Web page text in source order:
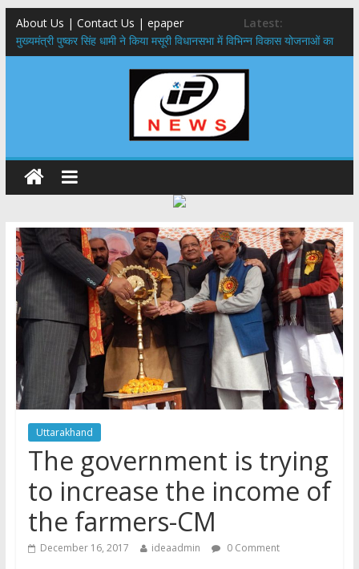
About Us | Contact Us | epaper
Latest:
मुख्यमंत्री पुष्कर सिंह धामी ने किया मसूरी विधानसभा में विभिन्न विकास योजनाओं का
लोकार्पण – शिलान्यास
एमडीडीए बोर्ड बैठक, देहरादून और मसूरी के विकास के लिए 25 बड़े प्रस्तावों को मिली
बुजुर्ग-दिव्यांगों के घर जाएंगे बीएलओ, करेंगे नोटिसों का निस्तारण
​देहरादून में 11 अगस्त को लगेगा एक दिवसीय रोजगार मेला, 559 पदों पर होगी भर्ती
पुष्पवर्षा और चरण प्रक्षालन के साथ देवभूमि ने किया शिवभक्त कांवड़ियों का
अभिनंदन,मुख्यमंत्री ने स्वास्थ्य सेवा शिविर का किया शुभारंभ, श्रद्धालुओं को अपने
हाथों से परोसा भोजन
Uttarakhand
The government is trying
to increase the income of
the farmers-CM
December 16, 2017 ideaadmin 0 Comment